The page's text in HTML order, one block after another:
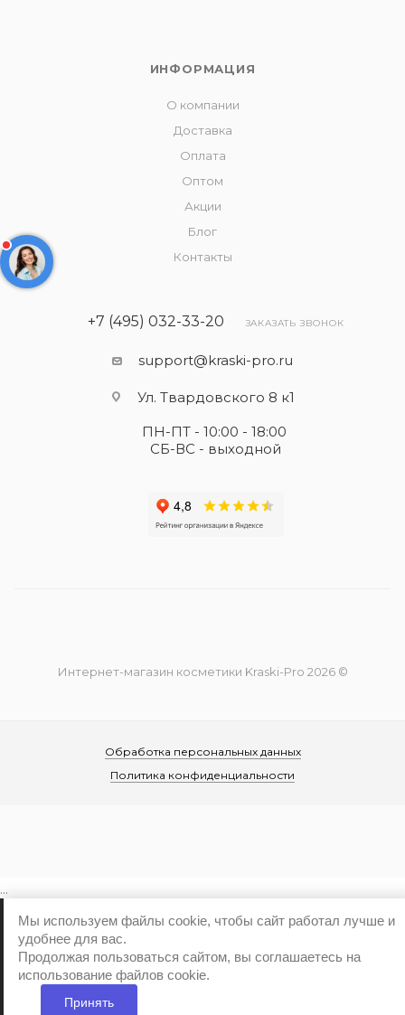
ИНФОРМАЦИЯ
О компании
Доставка
Оплата
Оптом
Акции
Блог
Контакты
+7 (495) 032-33-20 ЗАКАЗАТЬ ЗВОНОК
support@kraski-pro.ru
Ул. Твардовского 8 к1
ПН-ПТ - 10:00 - 18:00
СБ-ВС - выходной
Интернет-магазин косметики Kraski-Pro 2026 ©
Обработка персональных данных
Политика конфиденциальности
...
Мы используем файлы cookie, чтобы сайт работал лучше и
удобнее для вас.
Продолжая пользоваться сайтом, вы соглашаетесь на
использование файлов cookie.
Принять